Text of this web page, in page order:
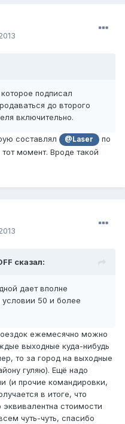
подписал
до второго
включительно.
составлял @Laser
по
момент. Вроде такой
сказал:
дает вполне
50 и более
ежемесячно можно
выходные куда-нибудь
то за город на выходные
гуляю). Ещё надо
(и прочие командировки,
в итоге, что
стоимости
чуть-чуть, спасибо